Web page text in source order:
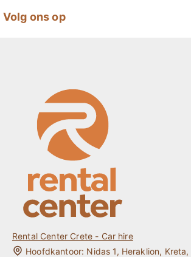
Minivanverhuur op Kreta
Hybride Auto Huren Kreta
Elektrische Auto huren Kreta
Kreta Auto Huren Zonder Kredietkaart
Jonge Bestuurder / Studentenauto Huren Kreta
One way Auto Huren Kreta
Locaties
Veel gestelde vragen
Contact
Kreta Reisgids
Mijn Reservering
Volg ons op
Rental Center Crete - Car hire
Hoofdkantoor: Nidas 1, Heraklion, Kreta,